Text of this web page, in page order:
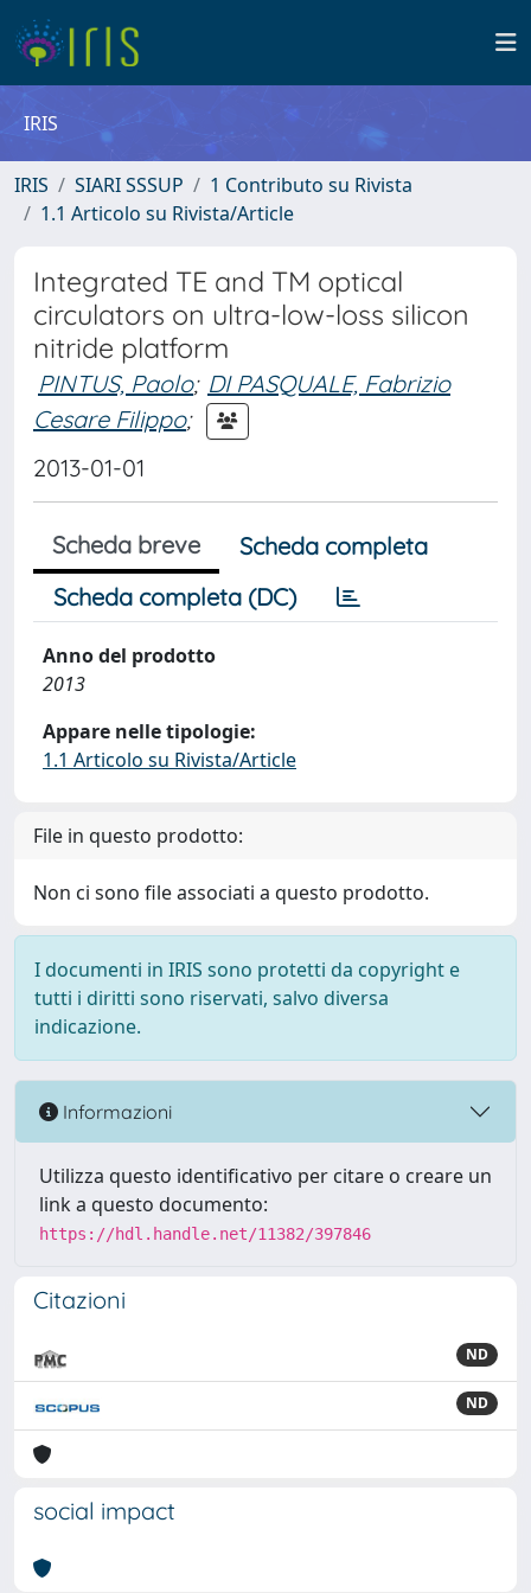
IRIS
IRIS SIARI SSSUP
1 Contributo su Rivista
1.1 Articolo su Rivista/Article
Integrated TE and TM optical
circulators on ultra-low-loss silicon
nitride platform
PINTUS, Paolo; DI PASQUALE, Fabrizio
Cesare Filippo;
2013-01-01
Scheda breve
Scheda completa
Scheda completa (DC)
Anno del prodotto
2013
Appare nelle tipologie:
1.1 Articolo su Rivista/Article
File in questo prodotto:
Non ci sono file associati a questo prodotto.
I documenti in IRIS sono protetti da copyright e
tutti i diritti sono riservati, salvo diversa
indicazione.
Informazioni
Utilizza questo identificativo per citare o creare un
link a questo documento:
https://hdl.handle.net/11382/397846
Citazioni
ND
ND
social impact